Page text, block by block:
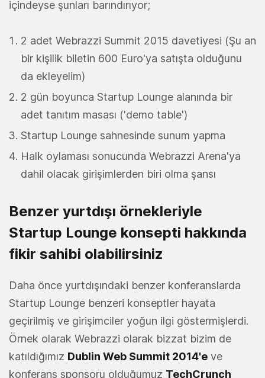
içindeyse şunları barındırıyor;
2 adet Webrazzi Summit 2015 davetiyesi (Şu an
bir kişilik biletin 600 Euro'ya satışta olduğunu
da ekleyelim)
2 gün boyunca Startup Lounge alanında bir
adet tanıtım masası ('demo table')
Startup Lounge sahnesinde sunum yapma
Halk oylaması sonucunda Webrazzi Arena'ya
dahil olacak girişimlerden biri olma şansı
Benzer yurtdışı örnekleriyle
Startup Lounge konsepti hakkında
fikir sahibi olabilirsiniz
Daha önce yurtdışındaki benzer konferanslarda
Startup Lounge benzeri konseptler hayata
geçirilmiş ve girişimciler yoğun ilgi göstermişlerdi.
Örnek olarak Webrazzi olarak bizzat bizim de
katıldığımız Dublin Web Summit 2014'e ve
konferans sponsoru olduğumuz TechCrunch